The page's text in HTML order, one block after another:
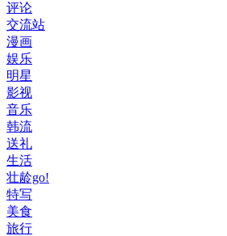
评论
交流站
漫画
娱乐
明星
影视
音乐
韩流
送礼
生活
壮龄go!
特写
美食
旅行